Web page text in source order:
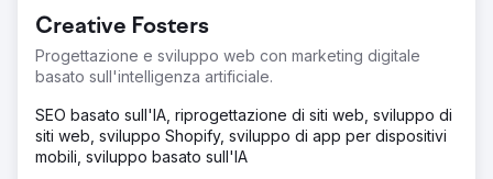
Creative Fosters
Progettazione e sviluppo web con marketing digitale
basato sull'intelligenza artificiale.
SEO basato sull'IA, riprogettazione di siti web, sviluppo di
siti web, sviluppo Shopify, sviluppo di app per dispositivi
mobili, sviluppo basato sull'IA